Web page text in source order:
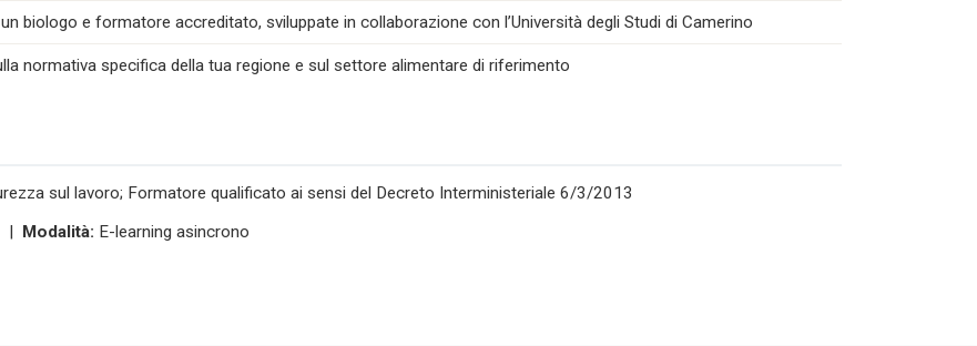
biologo e formatore accreditato, sviluppate in collaborazione con l’Università degli Studi di Camerino
normativa specifica della tua regione e sul settore alimentare di riferimento
sul lavoro; Formatore qualificato ai sensi del Decreto Interministeriale 6/3/2013
| Modalità: E-learning asincrono